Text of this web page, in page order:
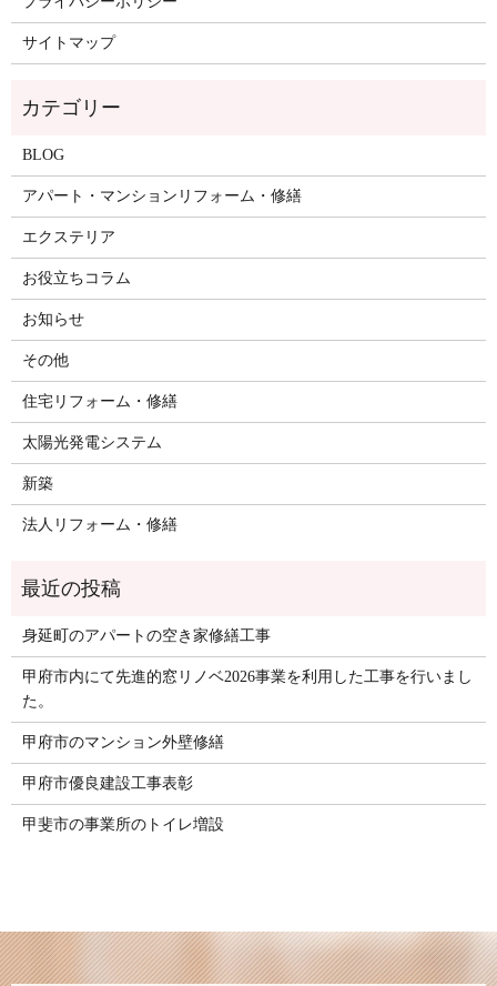
サイトマップ
BLOG
アパート・マンションリフォーム・修繕
エクステリア
お役立ちコラム
お知らせ
その他
住宅リフォーム・修繕
太陽光発電システム
新築
法人リフォーム・修繕
身延町のアパートの空き家修繕工事
甲府市内にて先進的窓リノベ2026事業を利用した工事を行いまし
た。
甲府市のマンション外壁修繕
甲府市優良建設工事表彰
甲斐市の事業所のトイレ増設